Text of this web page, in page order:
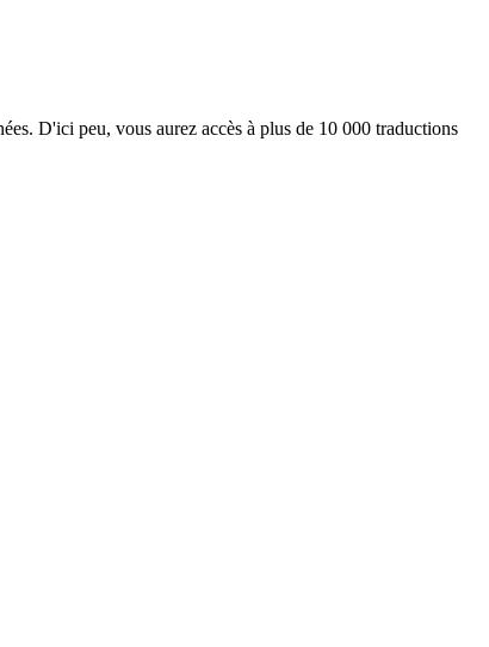
D'ici peu, vous aurez accès à plus de 10 000 traductions